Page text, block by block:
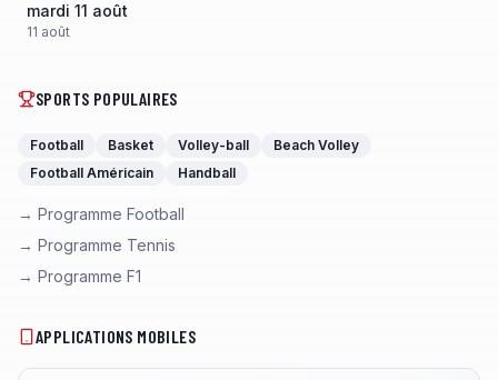
mardi 11 août
11 août
SPORTS POPULAIRES
Football Basket Volley-ball
Beach Volley
Football Américain
Handball
→ Programme Football
→ Programme Tennis
→ Programme F1
APPLICATIONS MOBILES